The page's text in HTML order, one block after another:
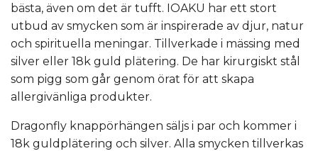
bästa, även om det är tufft. IOAKU har ett stort
utbud av smycken som är inspirerade av djur, natur
och spirituella meningar. Tillverkade i mässing med
silver eller 18k guld plätering. De har kirurgiskt stål
som pigg som går genom örat för att skapa
allergivänliga produkter.
Dragonfly knappörhängen säljs i par och kommer i
18k guldplätering och silver. Alla smycken tillverkas